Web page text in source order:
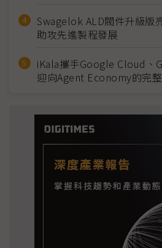
Swagelok ALD閥件升級版
助攻先進製程發展
iKala攜手Google Cloud、
迎向Agent Economy的完